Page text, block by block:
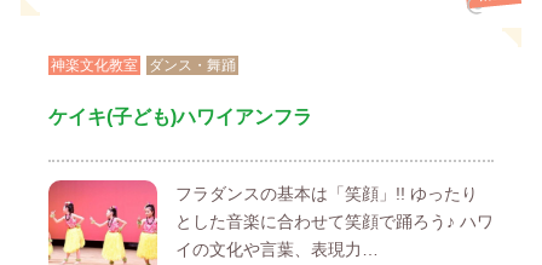
神楽文化教室 ダンス・舞踊
ケイキ(子ども)ハワイアンフラ
フラダンスの基本は「笑顔」!! ゆったり
とした音楽に合わせて笑顔で踊ろう♪ ハワ
イの文化や言葉、表現力…